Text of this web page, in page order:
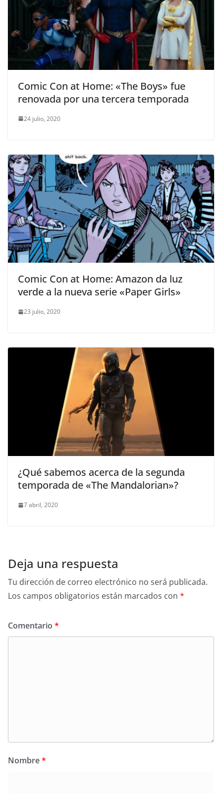
Comic Con at Home: «The Boys» fue
renovada por una tercera temporada
24 julio, 2020
Comic Con at Home: Amazon da luz
verde a la nueva serie «Paper Girls»
23 julio, 2020
¿Qué sabemos acerca de la segunda
temporada de «The Mandalorian»?
7 abril, 2020
Deja una respuesta
Tu dirección de correo electrónico no será publicada.
Los campos obligatorios están marcados con *
Comentario *
Nombre*